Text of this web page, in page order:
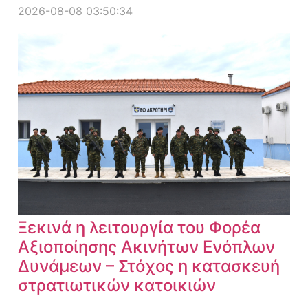
2026-08-08 03:50:34
Ξεκινά η λειτουργία του Φορέα
Αξιοποίησης Ακινήτων Ενόπλων
Δυνάμεων – Στόχος η κατασκευή
στρατιωτικών κατοικιών